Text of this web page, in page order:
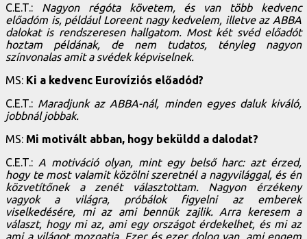
C.E.T.: Nagyon régóta követem, és van több kedvenc
előadóm is, például Loreent nagy kedvelem, illetve az ABBA
dalokat is rendszeresen hallgatom. Most két svéd előadót
hoztam példának, de nem tudatos, tényleg nagyon
színvonalas amit a svédek képviselnek.
MS: Ki a kedvenc Eurovíziós előadód?
C.E.T.: Maradjunk az ABBA-nál, minden egyes daluk kiváló,
jobbnál jobbak.
MS: Mi motivált abban, hogy beküldd a dalodat?
C.E.T.: A motiváció olyan, mint egy belső harc: azt érzed,
hogy te most valamit közölni szeretnél a nagyvilággal, és én
közvetítőnek a zenét választottam. Nagyon érzékeny
vagyok a világra, próbálok figyelni az emberek
viselkedésére, mi az ami bennük zajlik. Arra keresem a
választ, hogy mi az, ami egy országot érdekelhet, és mi az
ami a világot mozgatja. Ezer és ezer dolog van, ami engem